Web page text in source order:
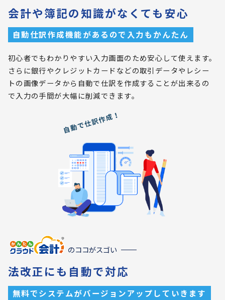
会計や簿記の知識がなくても安心
自動仕訳作成機能があるので入力もかんたん
初心者でもわかりやすい入力画面のため安心して使えます。
さらに銀行やクレジットカードなどの取引データやレシー
トの画像データから自動で仕訳を作成することが出来るの
で入力の手間が大幅に削減できます。
のココがスゴい
法改正にも自動で対応
無料でシステムがバージョンアップしていきます